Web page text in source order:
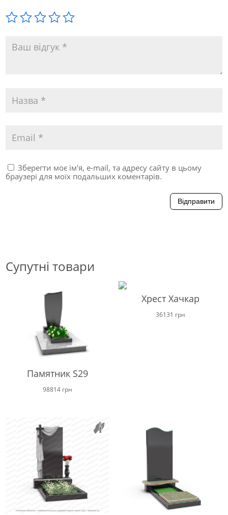
Зберегти моє ім'я, e-mail, та адресу сайту в цьому
браузері для моїх подальших коментарів.
Відправити
Супутні товари
Памятник S29
98814 грн
Хрест Хачкар
36131 грн